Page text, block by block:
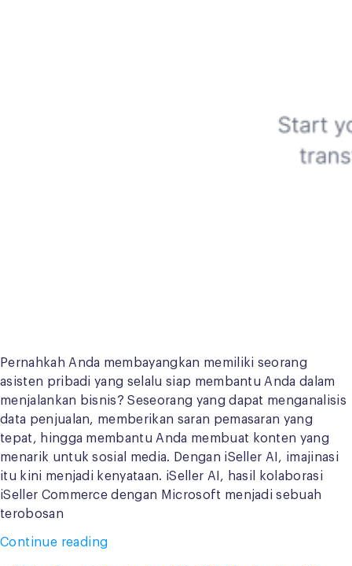
Pernahkah Anda membayangkan memiliki seorang
asisten pribadi yang selalu siap membantu Anda dalam
menjalankan bisnis? Seseorang yang dapat menganalisis
data penjualan, memberikan saran pemasaran yang
tepat, hingga membantu Anda membuat konten yang
menarik untuk sosial media. Dengan iSeller AI, imajinasi
itu kini menjadi kenyataan. iSeller AI, hasil kolaborasi
iSeller Commerce dengan Microsoft menjadi sebuah
terobosan
Continue reading“Perkenalkan,